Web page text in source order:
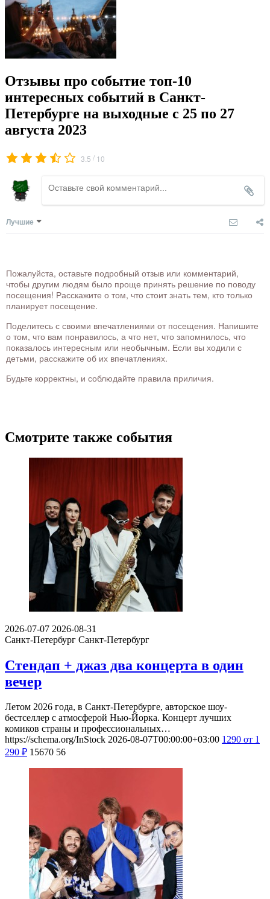
Отзывы про событие топ-10
интересных событий в Санкт-
Петербурге на выходные с 25 по 27
августа 2023
3.5 / 10
Лучшие
Пожалуйста, оставьте подробный отзыв или комментарий,
чтобы другим людям было проще принять решение по поводу
посещения! Расскажите о том, что стоит знать тем, кто только
планирует посещение.
Поделитесь с своими впечатлениями от посещения. Напишите
о том, что вам понравилось, а что нет, что запомнилось, что
показалось интересным или необычным. Если вы ходили с
детьми, расскажите об их впечатлениях.
Будьте корректны, и соблюдайте правила приличия.
Смотрите также события
2026-07-07 2026-08-31
Санкт-Петербург Санкт-Петербург
Стендап + джаз два концерта в один
вечер
Летом 2026 года, в Санкт-Петербурге, авторское шоу-
бестселлер с атмосферой Нью-Йорка. Концерт лучших
комиков страны и профессиональных…
https://schema.org/InStock 2026-08-07T00:00:00+03:00 1290 от 1
290 ₽ 15670 56